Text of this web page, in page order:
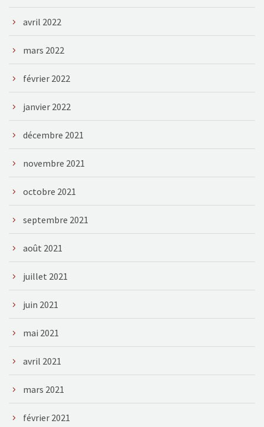
avril 2022
mars 2022
février 2022
janvier 2022
décembre 2021
novembre 2021
octobre 2021
septembre 2021
août 2021
juillet 2021
juin 2021
mai 2021
avril 2021
mars 2021
février 2021